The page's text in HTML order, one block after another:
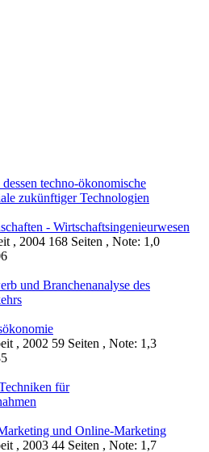
techno-ökonomische
zukünftiger Technologien
- Wirtschaftsingenieurwesen
, 2004 168 Seiten , Note: 1,0
und Branchenanalyse des
, 2002 59 Seiten , Note: 1,3
für
und Online-Marketing
, 2003 44 Seiten , Note: 1,7